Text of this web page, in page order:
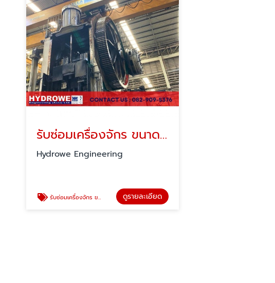
รับซ่อมเครื่องจักร ขนาดใหญ่ ระยอง
Hydrowe Engineering
รับซ่อมเครื่องจักร ขนาดใหญ่ ระยอง ดูรายละเอียด